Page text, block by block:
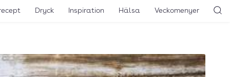
Dryck Inspiration Hälsa Veckomenyer